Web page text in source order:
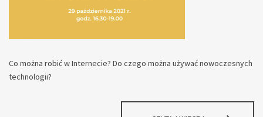
Co można robić w Internecie? Do czego można używać nowoczesnych
technologii?